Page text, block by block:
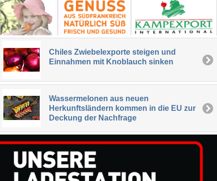
Chiles Zwiebelexporte steigen und
Einnahmen mit Knoblauch sinken
Wassermelonen aus neuen
Herkunftsländern kommen in die EU zur
Deckung der Nachfrage